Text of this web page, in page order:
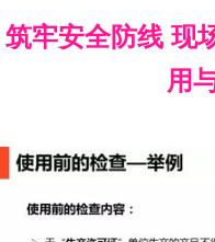
筑牢安全防线 现
用